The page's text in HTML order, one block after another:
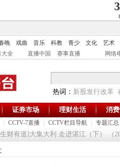
晚 戏曲 音乐 科教 青少 文化
艺术
大全 直播中国 赛事直播 网络
热词： 新股发行改革
CCTV-7直播 CCTV栏目导航 专题汇总
证券市场 理财生活 消
有道]大集大利 走进湛江（下） （